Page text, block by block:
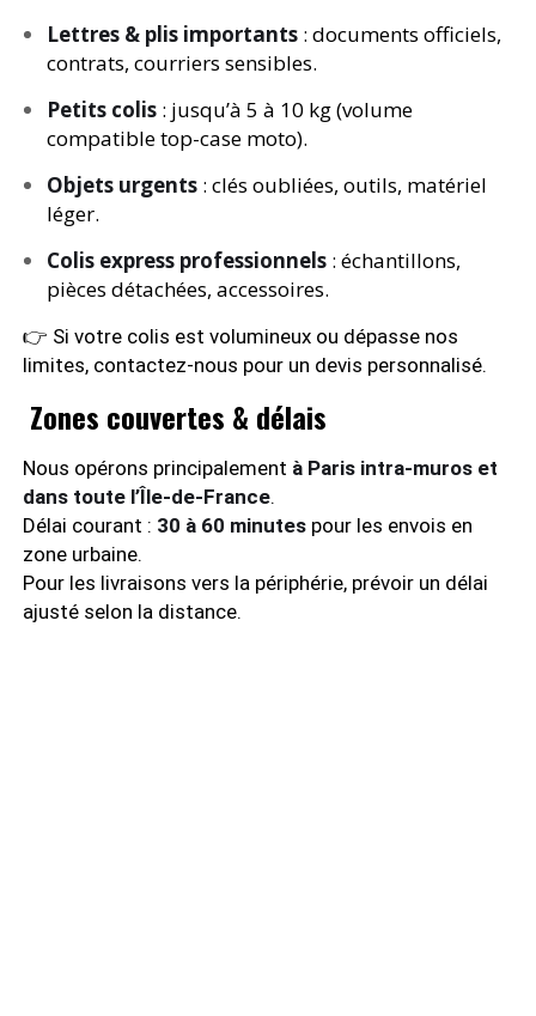
Lettres & plis importants : documents officiels,
contrats, courriers sensibles.
Petits colis : jusqu’à 5 à 10 kg (volume
compatible top-case moto).
Objets urgents : clés oubliées, outils, matériel
léger.
Colis express professionnels : échantillons,
pièces détachées, accessoires.
👉 Si votre colis est volumineux ou dépasse nos
limites, contactez-nous pour un devis personnalisé.
Zones couvertes & délais
Nous opérons principalement à Paris intra-muros et
dans toute l’Île-de-France.
Délai courant : 30 à 60 minutes pour les envois en
zone urbaine.
Pour les livraisons vers la périphérie, prévoir un délai
ajusté selon la distance.